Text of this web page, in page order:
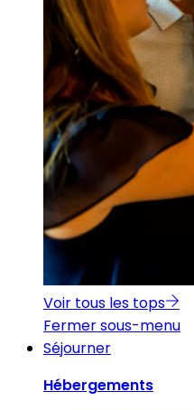
Voir tous les tops
Fermer sous-menu
Séjourner
Hébergements